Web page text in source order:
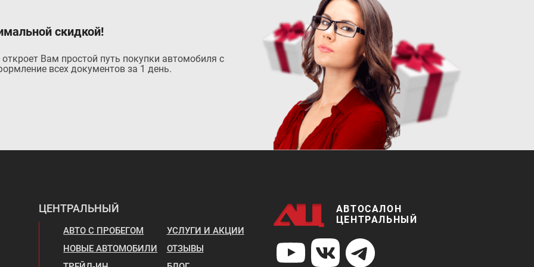
580 ₽
В кредит от:
7 594 ₽/мес. 524 140 ₽
В кредит от:
7 151 ₽/мес.
Цена от:
444 900 ₽
В кредит от:
6 070 ₽/мес.
10 202 ₽/мес. 668 720 ₽
В кредит от:
9 124 ₽/мес.
LADA LARGUS CROSS 5
Цена от: В кредит от:
LARGUS FURGON LADA PRIORA СЕДАН LADA 4X4 URBAN 5DR
скидкой!
Вам простой путь покупки автомобиля с
всех документов за 1 день.
ЦЕНТРАЛЬНЫЙ
АВТО С ПРОБЕГОМ
НОВЫЕ АВТОМОБИЛИ
УСЛУГИ И АКЦИИ
ОТЗЫВЫ
АВТОСАЛОН
ЦЕНТРАЛЬНЫЙ